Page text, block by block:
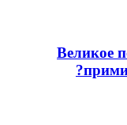
“Великое